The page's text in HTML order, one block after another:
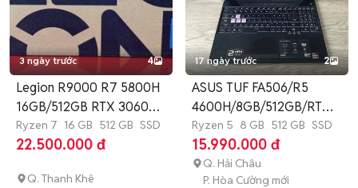
3 ngày trước 4
Legion R9000 R7 5800H
16GB/512GB RTX 3060
16 inch
Ryzen 7 16 GB 512 GB SSD
22.500.000 đ
Q. Thanh Khê
17 ngày trước 2
ASUS TUF FA506/R5
4600H/8GB/512GB/RTX
3050
Ryzen 5 8 GB 512 GB SSD
15.990.000 đ
Q. Hải Châu
P. Hòa Cường mới